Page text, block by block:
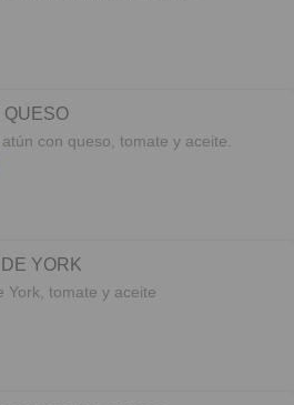
QUESO
con queso, tomate y aceite.
YORK
York, tomate y aceite